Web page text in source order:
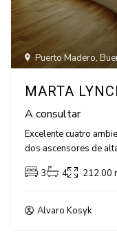
Puerto Madero,
MARTA
A consultar
Excelente cuatro
dos ascensores de
3
4 212.00
Alvaro Kosyk